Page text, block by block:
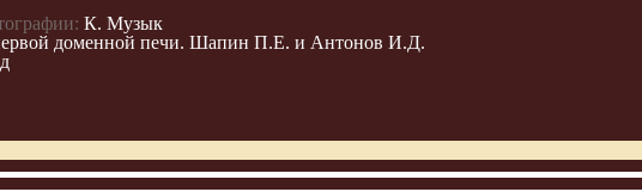
К. Музык
доменной печи. Шапин П.Е. и Антонов И.Д.